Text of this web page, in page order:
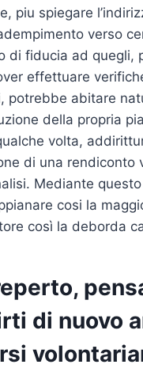
piu spiegare
verso
di fiducia ad quegli,
effettuare
potrebbe abitare
della propria
volta,
di una rendiconto
Mediante
cosi la
così la deborda
di nuovo